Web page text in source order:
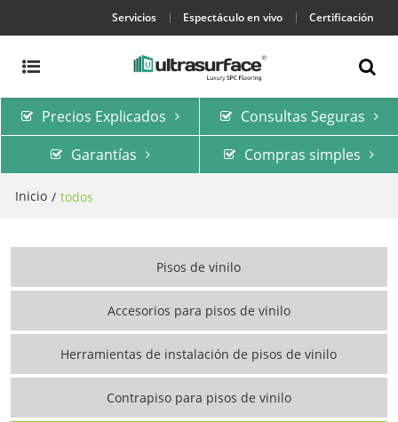
Servicios Espectáculo en vivo Certificación
Precios Explicados
Consultas Seguras
Garantías
Compras simples
Inicio / todos
Pisos de vinilo
Accesorios para pisos de vinilo
Herramientas de instalación de pisos de vinilo
Contrapiso para pisos de vinilo